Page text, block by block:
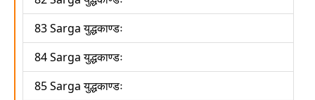
83 Sarga युद्धकाण्डः
84 Sarga युद्धकाण्डः
85 Sarga युद्धकाण्डः